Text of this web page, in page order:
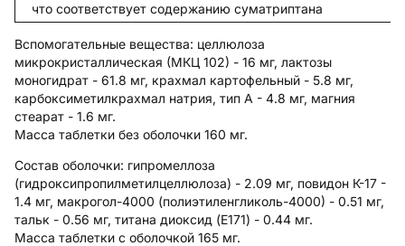
что соответствует содержанию суматриптана
Вспомогательные вещества: целлюлоза
микрокристаллическая (МКЦ 102) - 16 мг, лактозы
моногидрат - 61.8 мг, крахмал картофельный - 5.8 мг,
карбоксиметилкрахмал натрия, тип А - 4.8 мг, магния
стеарат - 1.6 мг.
Масса таблетки без оболочки 160 мг.
Состав оболочки: гипромеллоза
(гидроксипропилметилцеллюлоза) - 2.09 мг, повидон К-17 -
1.4 мг, макрогол-4000 (полиэтиленгликоль-4000) - 0.51 мг,
тальк - 0.56 мг, титана диоксид (E171) - 0.44 мг.
Масса таблетки с оболочкой 165 мг.